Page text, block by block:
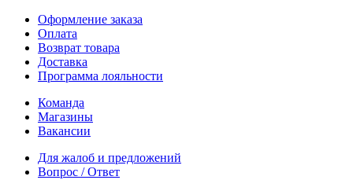
Оформление заказа
Оплата
Возврат товара
Доставка
Программа лояльности
Команда
Магазины
Вакансии
Для жалоб и предложений
Вопрос / Ответ